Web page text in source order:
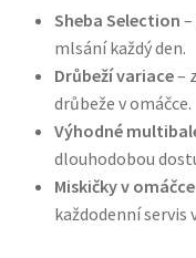
Sheba Selection
mlsání každý den.
Drůbeží variace–
drůbeže v omáčce.
Výhodné
dlouhodobou
Miskičky v omáčce
každodenní servis